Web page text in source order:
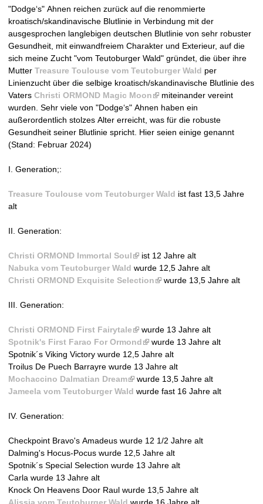
i
t
1
9
9
4
"Dodge‘s" Ahnen reichen zurück auf die renommierte
kroatisch/skandinavische Blutlinie in Verbindung mit der
ausgesprochen langlebigen deutschen Blutlinie von sehr robuster
Gesundheit, mit einwandfreiem Charakter und Exterieur, auf die
sich meine Zucht "vom Teutoburger Wald" gründet, die über ihre
Mutter Treasure Toulouse vom Teutoburger Wald per
Linienzucht über die selbige kroatisch/skandinavische Blutlinie des
Vaters Christi ORMOND Magic Moon(
l
i
n
x
a
l
)
miteinander vereint
wurden. Sehr viele von "Dodge‘s" Ahnen haben ein
außerordentlich stolzes Alter erreicht, was für die robuste
Gesundheit seiner Blutlinie spricht. Hier seien einige genannt
(Stand: Februar 2024)
I. Generation;:
Treasure Toulouse vom Teutoburger Wald ist fast 13,5 Jahre
alt
II. Generation:
Christi ORMOND Immortal Soul(
l
i
s
e
x
t
e
r
)
ist 12 Jahre alt
Nabuka vom Teutoburger Wald wurde 12,5 Jahre alt
Christi ORMOND Exquisite Selection(
k
i
s
e
x
t
a
l
)
wurde 13,5 Jahre alt
III. Generation:
Christi ORMOND First Fairytale(
l
i
n
k
i
t
e
r
a
wurde 13 Jahre alt
Spotnik's First Farao For Ormond(
l
i
n
k
x
t
e
n
wurde 13 Jahre alt
Spotnik´s Viking Victory wurde 12,5 Jahre alt
Troilus De Puech Barrayre wurde 13 Jahre alt
Mochaccino Dalmatian Dream(
l
i
s
e
t
wurde 13,5 Jahre alt
​Jameela vom Teutoburger Wald wurde fast 16 Jahre alt
IV. Generation:
Checkpoint Bravo's Amadeus wurde 12 1/2 Jahre alt
Dalming's Hocus-Pocus wurde 12,5 Jahre alt
Spotnik´s Special Selection wurde 13 Jahre alt
Carla wurde 13 Jahre alt
Knock On Heavens Door Raul wurde 13,5 Jahre alt